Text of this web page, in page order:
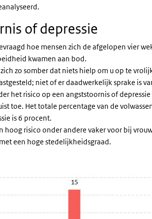
of depressie
hoe mensen zich de afgelopen vier
kwamen aan bod.
zo somber dat niets hielp om u op te
niet of er daadwerkelijk sprake is
het risico op een angststoornis of
toe. Het totale percentage van de
is 6 procent.
hoog risico onder andere vaker voor bij
een hoge stedelijkheidsgraad.